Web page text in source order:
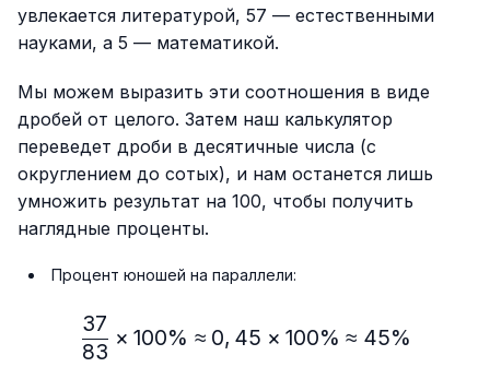
увлекается литературой, 57 — естественными
науками, а 5 — математикой.
Мы можем выразить эти соотношения в виде
дробей от целого. Затем наш калькулятор
переведет дроби в десятичные числа (с
округлением до сотых), и нам останется лишь
умножить результат на 100, чтобы получить
наглядные проценты.
Процент юношей на параллели:
\frac{37}{83} × 100\%≈
83
37
× 100% ≈ 0, 45 × 100% ≈ 45%